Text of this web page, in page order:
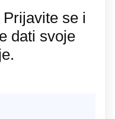
se i
dati svoje